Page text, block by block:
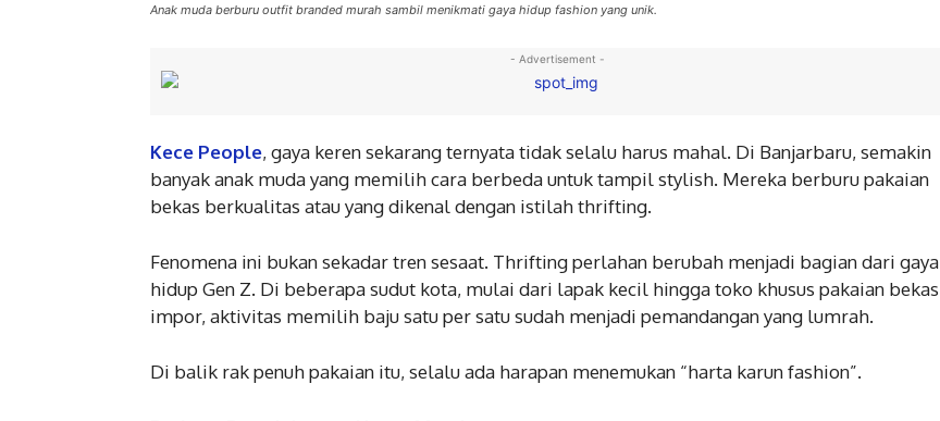
Anak muda berburu outfit branded murah sambil menikmati gaya hidup fashion yang unik.
- Advertisement -
Kece People, gaya keren sekarang ternyata tidak selalu harus mahal. Di Banjarbaru, semakin
banyak anak muda yang memilih cara berbeda untuk tampil stylish. Mereka berburu pakaian
bekas berkualitas atau yang dikenal dengan istilah thrifting.
Fenomena ini bukan sekadar tren sesaat. Thrifting perlahan berubah menjadi bagian dari gaya
hidup Gen Z. Di beberapa sudut kota, mulai dari lapak kecil hingga toko khusus pakaian bekas
impor, aktivitas memilih baju satu per satu sudah menjadi pemandangan yang lumrah.
Di balik rak penuh pakaian itu, selalu ada harapan menemukan “harta karun fashion”.